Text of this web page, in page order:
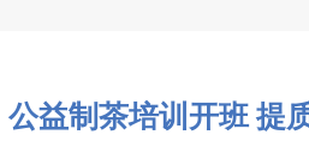
公益制茶培训开班 提